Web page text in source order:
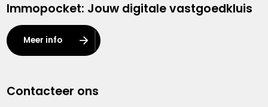
Kalmthout
Leuven
Lier
Immopocket: Jouw digitale vastgoedkluis
Meer info
Contacteer ons